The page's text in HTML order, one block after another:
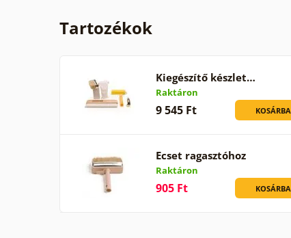
Tartozékok
Kiegészítő készlet…
Raktáron
9 545 Ft KOSÁRBA
Ecset ragasztóhoz
Raktáron
905 Ft KOSÁRBA